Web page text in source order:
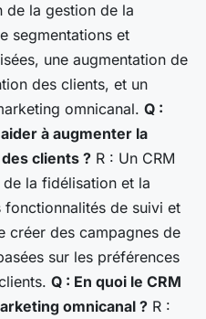
de la gestion de la
segmentations et
une augmentation de
des clients, et un
omnicanal. Q :
à augmenter la
clients ? R : Un CRM
la fidélisation et la
de suivi et
créer des campagnes de
sur les préférences
Q : En quoi le CRM
omnicanal ? R :